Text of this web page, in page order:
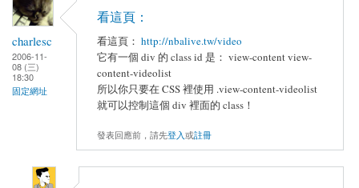
charlesc
2006-11-
08 (三)
18:30
固定網址
看這頁：
看這頁： http://nbalive.tw/video
它有一個 div 的 class id 是： view-content view-
content-videolist
所以你只要在 CSS 裡使用 .view-content-videolist
就可以控制這個 div 裡面的 class！
發表回應前，請先登入或註冊